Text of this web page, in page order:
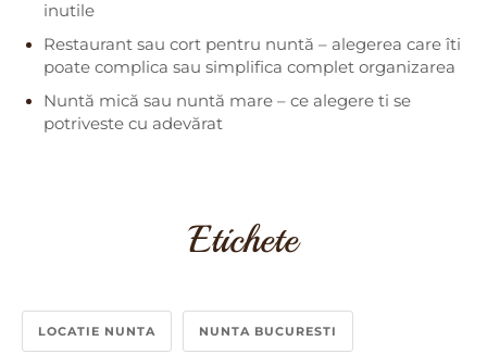
inutile
Restaurant sau cort pentru nuntă – alegerea care îti
poate complica sau simplifica complet organizarea
Nuntă mică sau nuntă mare – ce alegere ti se
potriveste cu adevărat
Etichete
LOCATIE NUNTA NUNTA BUCURESTI